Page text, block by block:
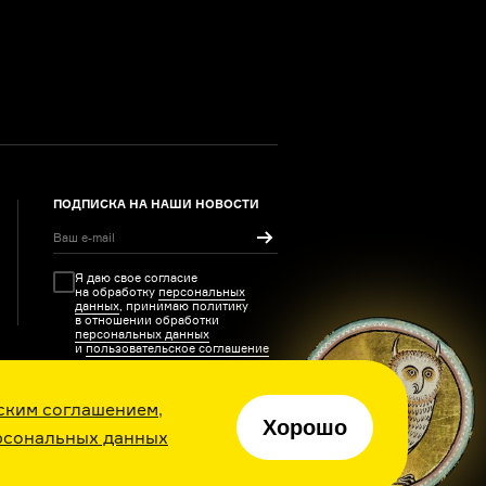
соглашением,
данных Хорошо
ПОДПИСКА НА НАШИ НОВОСТИ
Я даю свое согласие
на обработку персональных
данных, принимаю политику
в отношении обработки
персональных данных
и пользовательское соглашение
каждый день